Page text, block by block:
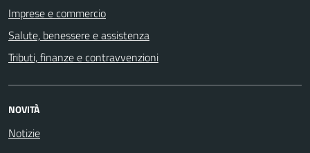
Imprese e commercio
Salute, benessere e assistenza
Tributi, finanze e contravvenzioni
NOVITÀ
Notizie